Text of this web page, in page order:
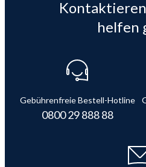
helfen
Gebührenfreie Bestell-Hotline
0800 29 888 88